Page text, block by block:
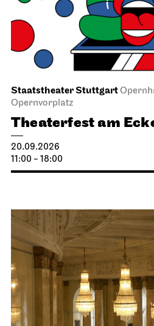
Staatstheater Stuttgart
Opernvorplatz
Theaterfest am
20.09.2026
11:00 - 18:00